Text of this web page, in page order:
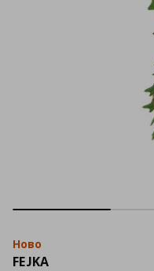
Ново
FEJKA